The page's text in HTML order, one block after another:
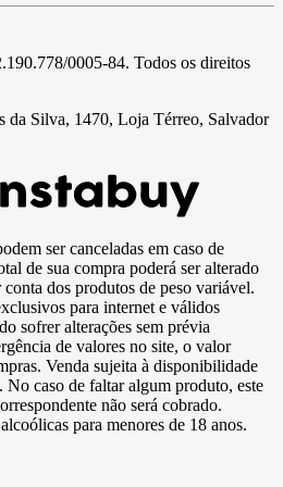
0005-84. Todos os direitos
da Silva, 1470, Loja Térreo, Salvador
ser canceladas em caso de
de sua compra poderá ser alterado
dos produtos de peso variável.
para internet e válidos
sofrer alterações sem prévia
de valores no site, o valor
Venda sujeita à disponibilidade
No caso de faltar algum produto, este
não será cobrado.
para menores de 18 anos.